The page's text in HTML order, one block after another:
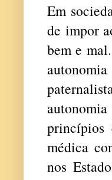
Em
de impor
bem e
princípios
médica
nos